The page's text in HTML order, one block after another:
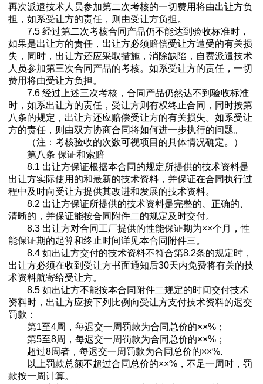
再次派遣技术人员参加第二次考核的一切费用将由出让方负
担，如系受让方的责任，则由受让方负担。
7.5 经过第二次考核合同产品仍不能达到验收标准时，
如果是出让方的责任，出让方必须赔偿受让方遭受的有关损
失，同时，出让方还应采取措施，消除缺陷，自费派遣技术
人员参加第三次合同产品的考核。如系受让方的责任，一切
费用将由受让方负担。
7.6 经过上述三次考核，合同产品仍然达不到验收标准
时，如系出让方的责任，受让方则有权终止合同，同时按第
八条的规定，出让方还应赔偿受让方的有关损失。如系受让
方的责任，则由双方协商合同将如何进一步执行的问题。
（注：考核验收的次数可视项目的具体情况确定。）
第八条 保证和索赔
8.1 出让方保证根据本合同的规定所提供的技术资料是
出让方实际使用的和最新的技术资料，并保证在合同执行过
程中及时向受让方提供其改进和发展的技术资料。
8.2 出让方保证所提供的技术资料是完整的、正确的、
清晰的，并保证能按合同附件二的规定及时交付。
8.3 出让方对合同工厂提供的性能保证期为××个月，性
能保证期的起算和终止时间详见本合同附件三。
8.4 如出让方交付的技术资料不符合第8.2条的规定时，
出让方必须在收到受让方书面通知后30天内免费将有关的技
术资料航寄给受让方。
8.5 如出让方不能按本合同附件二规定的时间交付技术
资料时，出让方应按下列比例向受让方支付技术资料的迟交
罚款：
第1至4周，每迟交一周罚款为合同总价的××%；
第5至8周，每迟交一周罚款为合同总价的××%；
超过8周者，每迟交一周罚款为合同总价的××%.
以上罚款总额不超过合同总价的××%，不足一周时，罚
款按一周计算。